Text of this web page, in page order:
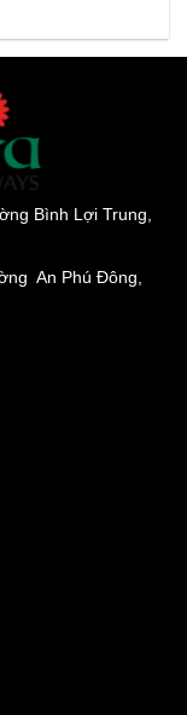
Bình Lợi Trung,
An Phú Đông,